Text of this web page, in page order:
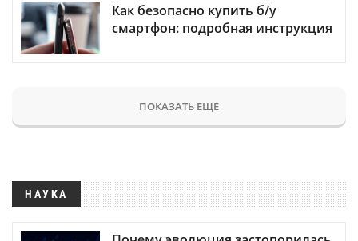
Как безопасно купить б/у
смартфон: подробная инструкция
ПОКАЗАТЬ ЕЩЕ
НАУКА